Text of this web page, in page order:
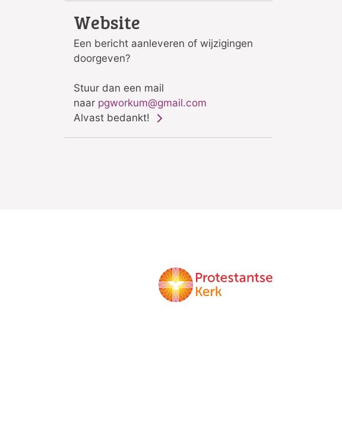
Website
Een bericht aanleveren of wijzigingen
doorgeven?
Stuur dan een mail
naar pgworkum@gmail.com
Alvast bedankt!